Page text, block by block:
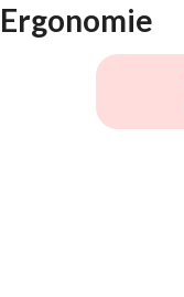
Ergonomie